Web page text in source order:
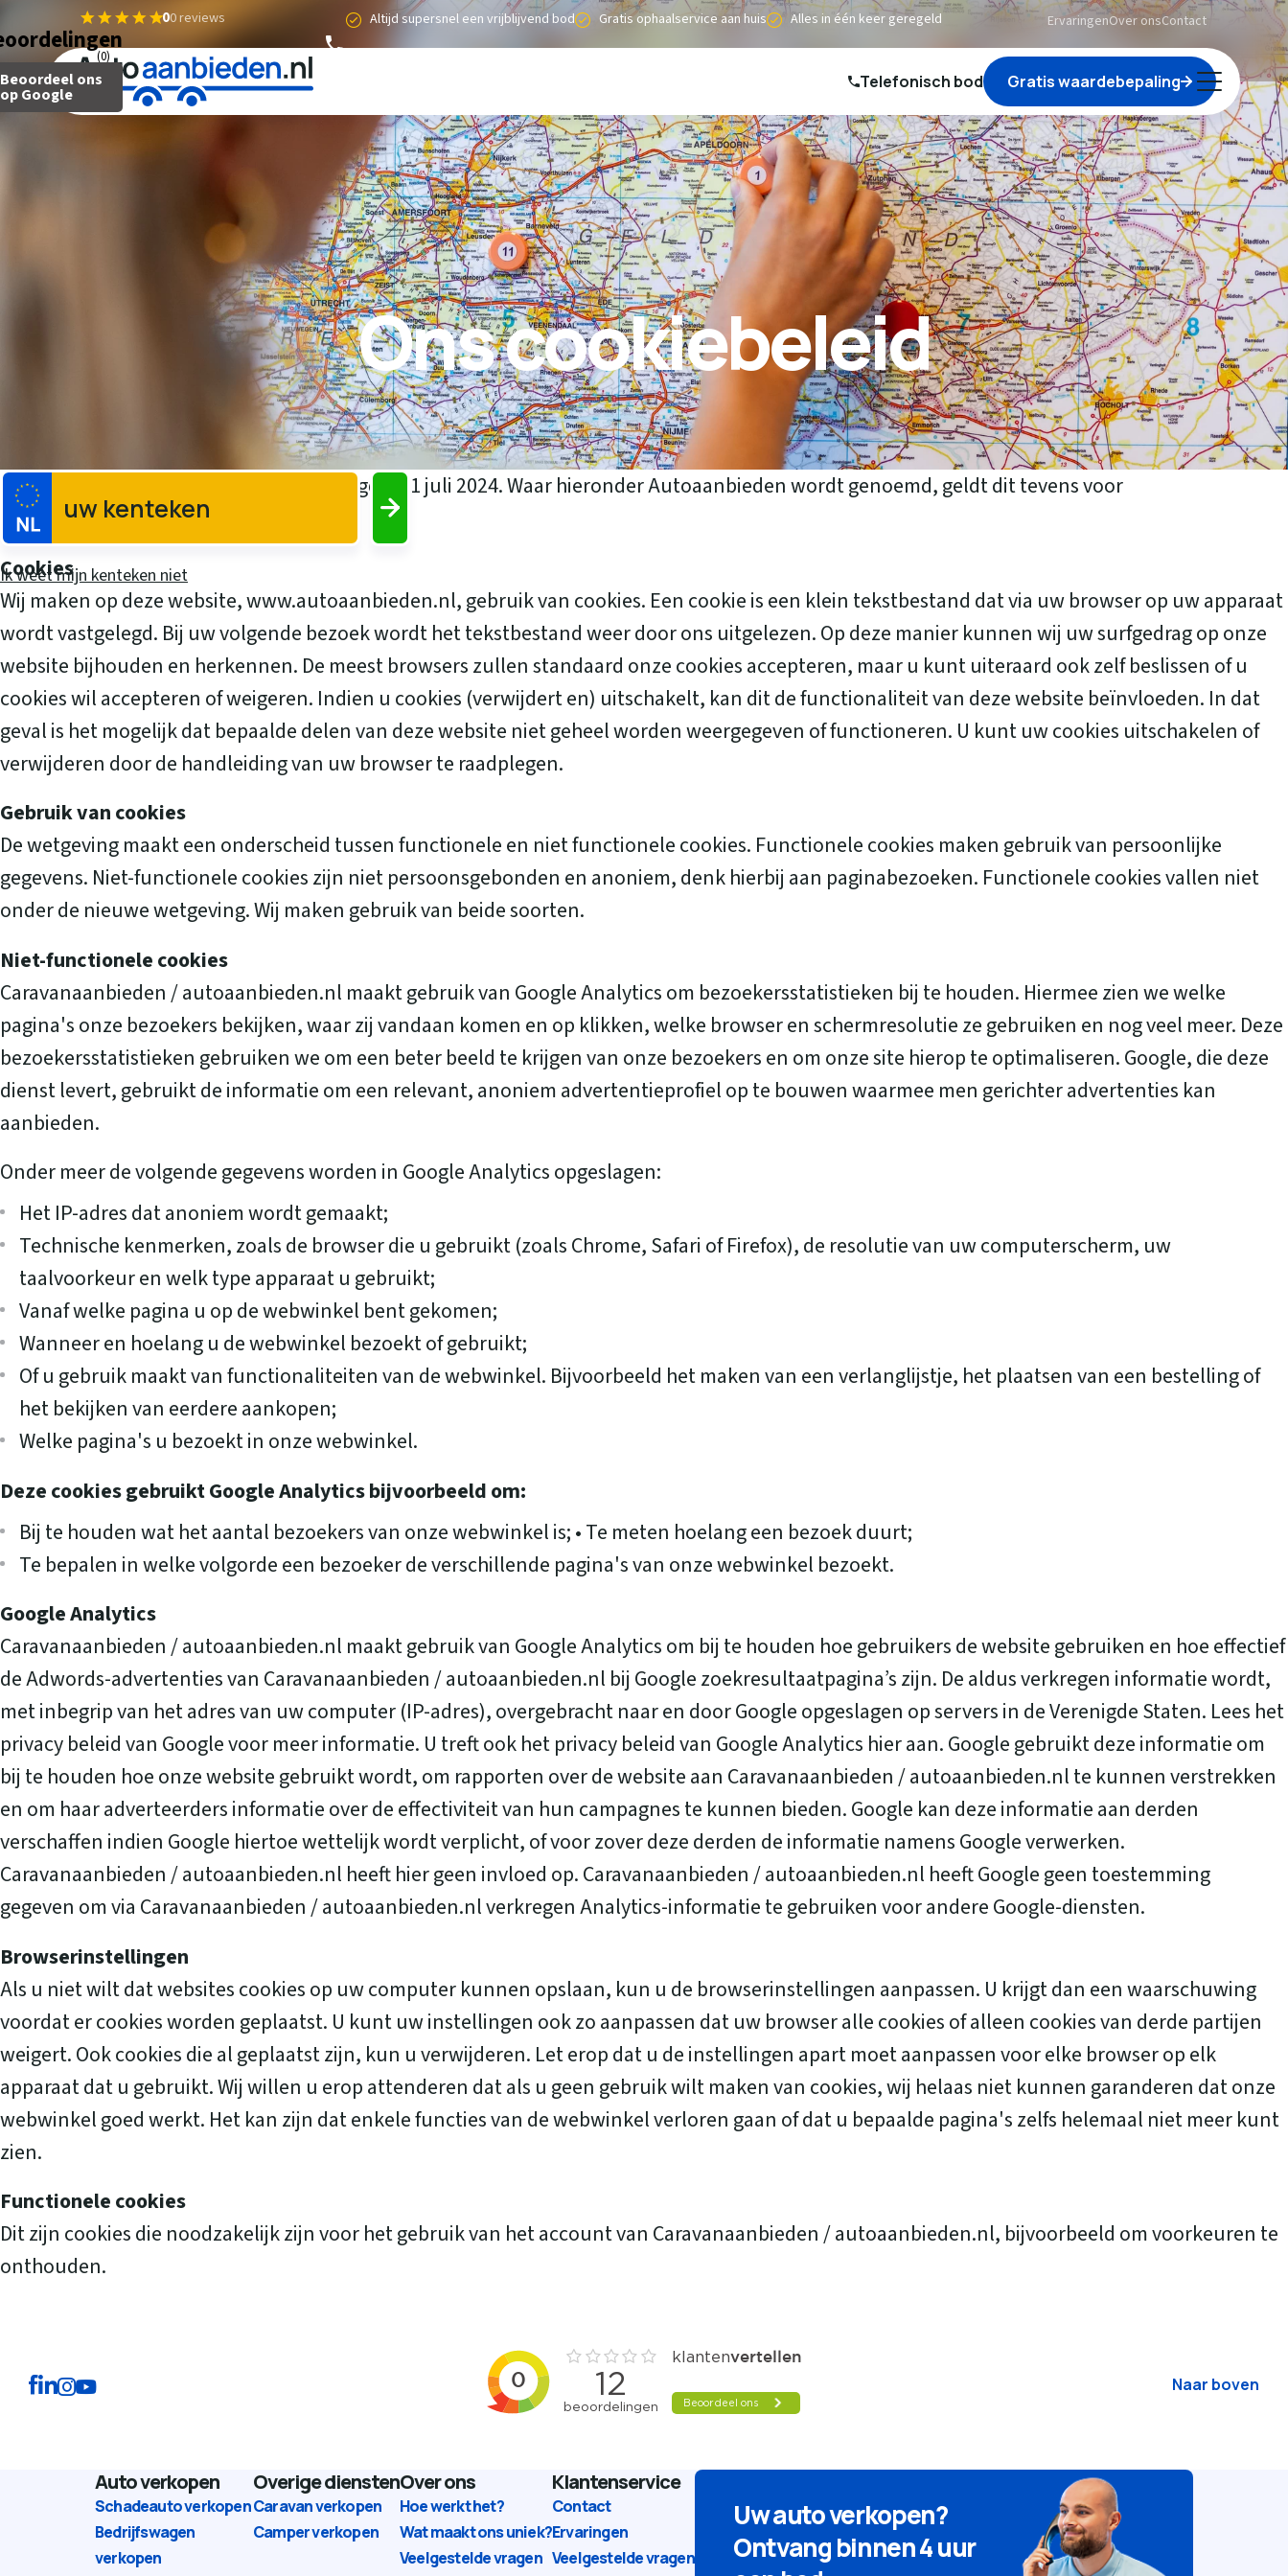
(0)
Beoordeel ons
op Google
00 reviews Altijd supersnel een vrijblijvend bod Gratis ophaalservice aan huis Alles in één keer geregeld ErvaringenOver onsContact
Telefonisch bod
Gratis waardebepaling
Caravan verkopen
Camper verkopen
Auto inruilen
Hoe werkt het?
Ons cookiebeleid
Ik weet mijn kenteken niet
Dit Cookiebeleid is voor het laatst gewijzigd op 1 juli 2024. Waar hieronder Autoaanbieden wordt genoemd, geldt dit tevens voor
Caravanaanbieden.
Cookies
Wij maken op deze website, www.autoaanbieden.nl, gebruik van cookies. Een cookie is een klein tekstbestand dat via uw browser op uw apparaat
wordt vastgelegd. Bij uw volgende bezoek wordt het tekstbestand weer door ons uitgelezen. Op deze manier kunnen wij uw surfgedrag op onze
website bijhouden en herkennen. De meest browsers zullen standaard onze cookies accepteren, maar u kunt uiteraard ook zelf beslissen of u
cookies wil accepteren of weigeren. Indien u cookies (verwijdert en) uitschakelt, kan dit de functionaliteit van deze website beïnvloeden. In dat
geval is het mogelijk dat bepaalde delen van deze website niet geheel worden weergegeven of functioneren. U kunt uw cookies uitschakelen of
verwijderen door de handleiding van uw browser te raadplegen.
Gebruik van cookies
De wetgeving maakt een onderscheid tussen functionele en niet functionele cookies. Functionele cookies maken gebruik van persoonlijke
gegevens. Niet-functionele cookies zijn niet persoonsgebonden en anoniem, denk hierbij aan paginabezoeken. Functionele cookies vallen niet
onder de nieuwe wetgeving. Wij maken gebruik van beide soorten.
Niet-functionele cookies
Caravanaanbieden / autoaanbieden.nl maakt gebruik van Google Analytics om bezoekersstatistieken bij te houden. Hiermee zien we welke
pagina's onze bezoekers bekijken, waar zij vandaan komen en op klikken, welke browser en schermresolutie ze gebruiken en nog veel meer. Deze
bezoekersstatistieken gebruiken we om een beter beeld te krijgen van onze bezoekers en om onze site hierop te optimaliseren. Google, die deze
dienst levert, gebruikt de informatie om een relevant, anoniem advertentieprofiel op te bouwen waarmee men gerichter advertenties kan
aanbieden.
Onder meer de volgende gegevens worden in Google Analytics opgeslagen:
Het IP-adres dat anoniem wordt gemaakt;
Technische kenmerken, zoals de browser die u gebruikt (zoals Chrome, Safari of Firefox), de resolutie van uw computerscherm, uw
taalvoorkeur en welk type apparaat u gebruikt;
Vanaf welke pagina u op de webwinkel bent gekomen;
Wanneer en hoelang u de webwinkel bezoekt of gebruikt;
Of u gebruik maakt van functionaliteiten van de webwinkel. Bijvoorbeeld het maken van een verlanglijstje, het plaatsen van een bestelling of
het bekijken van eerdere aankopen;
Welke pagina's u bezoekt in onze webwinkel.
Deze cookies gebruikt Google Analytics bijvoorbeeld om:
Bij te houden wat het aantal bezoekers van onze webwinkel is; • Te meten hoelang een bezoek duurt;
Te bepalen in welke volgorde een bezoeker de verschillende pagina's van onze webwinkel bezoekt.
Google Analytics
Caravanaanbieden / autoaanbieden.nl maakt gebruik van Google Analytics om bij te houden hoe gebruikers de website gebruiken en hoe effectief
de Adwords-advertenties van Caravanaanbieden / autoaanbieden.nl bij Google zoekresultaatpagina’s zijn. De aldus verkregen informatie wordt,
met inbegrip van het adres van uw computer (IP-adres), overgebracht naar en door Google opgeslagen op servers in de Verenigde Staten. Lees het
privacy beleid van Google voor meer informatie. U treft ook het privacy beleid van Google Analytics hier aan. Google gebruikt deze informatie om
bij te houden hoe onze website gebruikt wordt, om rapporten over de website aan Caravanaanbieden / autoaanbieden.nl te kunnen verstrekken
en om haar adverteerders informatie over de effectiviteit van hun campagnes te kunnen bieden. Google kan deze informatie aan derden
verschaffen indien Google hiertoe wettelijk wordt verplicht, of voor zover deze derden de informatie namens Google verwerken.
Caravanaanbieden / autoaanbieden.nl heeft hier geen invloed op. Caravanaanbieden / autoaanbieden.nl heeft Google geen toestemming
gegeven om via Caravanaanbieden / autoaanbieden.nl verkregen Analytics-informatie te gebruiken voor andere Google-diensten.
Browserinstellingen
Als u niet wilt dat websites cookies op uw computer kunnen opslaan, kun u de browserinstellingen aanpassen. U krijgt dan een waarschuwing
voordat er cookies worden geplaatst. U kunt uw instellingen ook zo aanpassen dat uw browser alle cookies of alleen cookies van derde partijen
weigert. Ook cookies die al geplaatst zijn, kun u verwijderen. Let erop dat u de instellingen apart moet aanpassen voor elke browser op elk
apparaat dat u gebruikt. Wij willen u erop attenderen dat als u geen gebruik wilt maken van cookies, wij helaas niet kunnen garanderen dat onze
webwinkel goed werkt. Het kan zijn dat enkele functies van de webwinkel verloren gaan of dat u bepaalde pagina's zelfs helemaal niet meer kunt
zien.
Functionele cookies
Dit zijn cookies die noodzakelijk zijn voor het gebruik van het account van Caravanaanbieden / autoaanbieden.nl, bijvoorbeeld om voorkeuren te
onthouden.
Naar boven
Auto verkopen
Schadeauto verkopen
Bedrijfswagen
verkopen
Overige diensten
Caravan verkopen
Camper verkopen
Over ons
Hoe werkt het?
Wat maakt ons uniek?
Veelgestelde vragen
Klantenservice
Contact
Ervaringen
Veelgestelde vragen
Uw auto verkopen?
Ontvang binnen 4 uur